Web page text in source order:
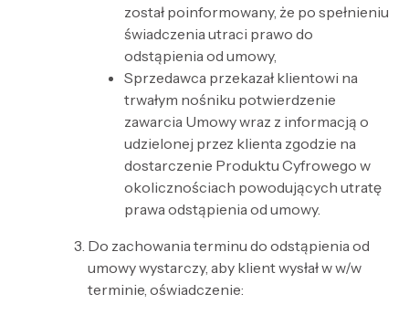
został poinformowany, że po spełnieniu
świadczenia utraci prawo do
odstąpienia od umowy,
Sprzedawca przekazał klientowi na
trwałym nośniku potwierdzenie
zawarcia Umowy wraz z informacją o
udzielonej przez klienta zgodzie na
dostarczenie Produktu Cyfrowego w
okolicznościach powodujących utratę
prawa odstąpienia od umowy.
Do zachowania terminu do odstąpienia od
umowy wystarczy, aby klient wysłał w w/w
terminie, oświadczenie: